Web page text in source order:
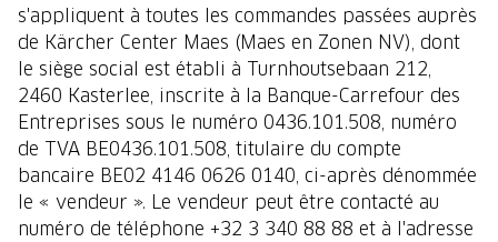
s'appliquent à toutes les commandes passées auprès
de Kärcher Center Maes (Maes en Zonen NV), dont
le siège social est établi à Turnhoutsebaan 212,
2460 Kasterlee, inscrite à la Banque-Carrefour des
Entreprises sous le numéro 0436.101.508, numéro
de TVA BE0436.101.508, titulaire du compte
bancaire BE02 4146 0626 0140, ci-après dénommée
le « vendeur ». Le vendeur peut être contacté au
numéro de téléphone +32 3 340 88 88 et à l'adresse